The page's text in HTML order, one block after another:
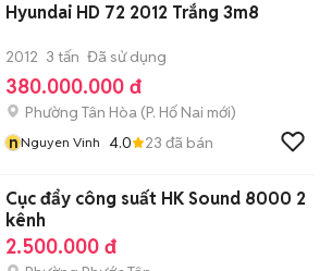
Hyundai HD 72 2012 Trắng 3m8
2012 3 tấn Đã sử dụng
380.000.000 đ
Phường Tân Hòa (P. Hố Nai mới)
nNguyen Vinh 4.0 23 đã bán
Cục đẩy công suất HK Sound 8000 2
kênh
2.500.000 đ